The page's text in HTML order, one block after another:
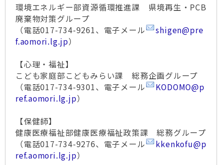
環境エネルギー部資源循環推進課 県境再生・PCB
廃棄物対策グループ
（電話017-734-9261、電子メール
shigen@pre
f.aomori.lg.jp）
【心理・福祉】
こども家庭部こどもみらい課 総務企画グループ
（電話017-734-9301、電子メール
KODOMO@p
ref.aomori.lg.jp）
【保健師】
健康医療福祉部健康医療福祉政策課 総務グループ
（電話017-734-9276、電子メール
kkenkofu@p
ref.aomori.lg.jp）